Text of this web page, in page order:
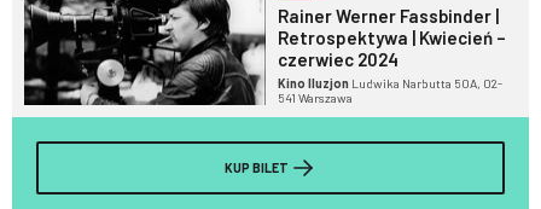
Rainer Werner Fassbinder |
Retrospektywa | Kwiecień –
czerwiec 2024
Kino Iluzjon Ludwika Narbutta 50A, 02-
541 Warszawa
KUP BILET